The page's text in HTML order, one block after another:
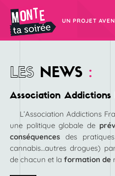
UN PROJET
LES NEWS :
Association Addictions
L’Association Addictions
une politique globale de
conséquences des
cannabis…autres drogues)
de chacun et la formation de